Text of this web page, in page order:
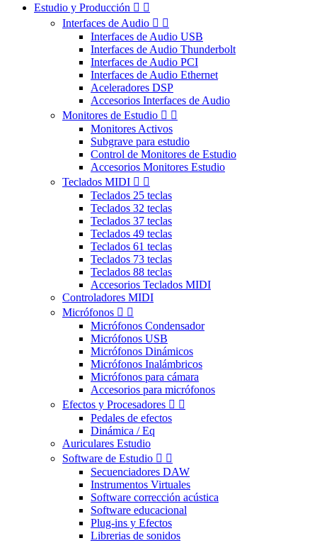
Estudio y Producción  
Interfaces de Audio  
Interfaces de Audio USB
Interfaces de Audio Thunderbolt
Interfaces de Audio PCI
Interfaces de Audio Ethernet
Aceleradores DSP
Accesorios Interfaces de Audio
Monitores de Estudio  
Monitores Activos
Subgrave para estudio
Control de Monitores de Estudio
Accesorios Monitores Estudio
Teclados MIDI  
Teclados 25 teclas
Teclados 32 teclas
Teclados 37 teclas
Teclados 49 teclas
Teclados 61 teclas
Teclados 73 teclas
Teclados 88 teclas
Accesorios Teclados MIDI
Controladores MIDI
Micrófonos  
Micrófonos Condensador
Micrófonos USB
Micrófonos Dinámicos
Micrófonos Inalámbricos
Micrófonos para cámara
Accesorios para micrófonos
Efectos y Procesadores  
Pedales de efectos
Dinámica / Eq
Auriculares Estudio
Software de Estudio  
Secuenciadores DAW
Instrumentos Virtuales
Software corrección acústica
Software educacional
Plug-ins y Efectos
Librerias de sonidos